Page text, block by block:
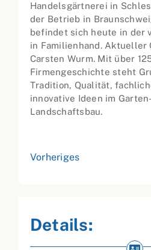
Handelsgärtnerei in
der Betrieb in
befindet sich heute in der
in Familienhand.
Carsten Wurm. Mit über
Firmengeschichte steht
Tradition, Qualität,
innovative Ideen im
Landschaftsbau.
Vorheriges
Details: